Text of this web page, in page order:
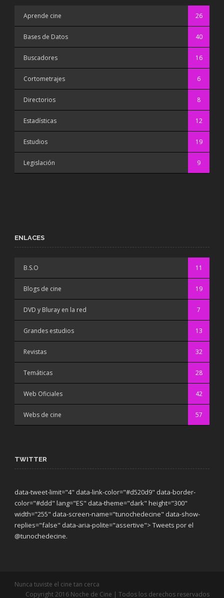
Aprende cine 26
Bases de Datos 40
Buscadores 16
Cortometrajes 6
Directorios 8
Estadísticas 12
Estudios 19
Legislación 9
ENLACES
B.S.O 11
Blogs de cine 19
DVD y Bluray en la red 7
Grandes estudios 13
Revistas 32
Temáticas 28
Web Oficiales 42
Webs de cine 57
TWITTER
data-tweet-limit="4" data-link-color="#d520d9" data-border-
color="#ddd" lang="ES" data-theme="dark" height="300"
width="255" data-screen-name="tunochedecine" data-show-
replies="false" data-aria-polite="assertive"> Tweets por el
@tunochedecine.
Nunca tuviste el cine tan cerca
Copyright 2016 Noche de Cine | Todos los derechos reservados